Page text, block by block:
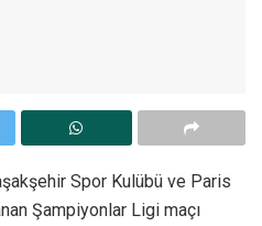
Spor Kulübü ve Paris
Şampiyonlar Ligi maçı